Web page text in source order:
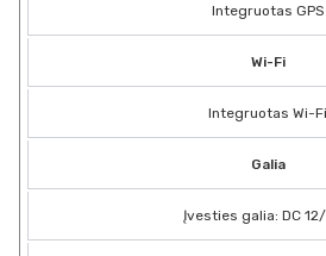
Integruotas GPS
Wi-Fi
Integruotas Wi-Fi
Galia
Įvesties galia: DC